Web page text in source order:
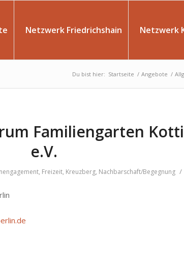
Netzwerk Friedrichshain Netzwerk
Du bist hier: Startseite / Angebote /
Familiengarten Kotti
e.V.
, Freizeit, Kreuzberg, Nachbarschaft/Begegnung /